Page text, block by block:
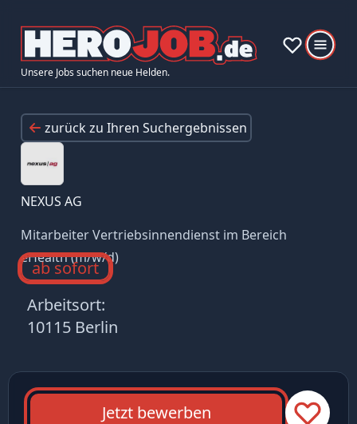
Unsere Jobs suchen neue Helden.
zurück zu Ihren Suchergebnissen
NEXUS AG
Mitarbeiter Vertriebsinnendienst im Bereich
eHealth (m/w/d)
ab sofort
Arbeitsort:
10115 Berlin
Jetzt bewerben